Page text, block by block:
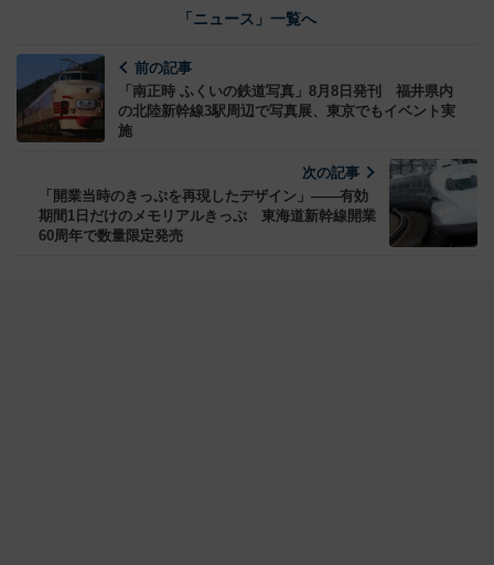
「ニュース」一覧へ
前の記事
「南正時 ふくいの鉄道写真」8月8日発刊 福井県内
の北陸新幹線3駅周辺で写真展、東京でもイベント実
施
次の記事
「開業当時のきっぷを再現したデザイン」――有効
期間1日だけのメモリアルきっぷ 東海道新幹線開業
60周年で数量限定発売